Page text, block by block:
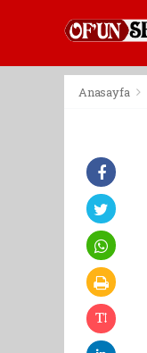
Anasayfa